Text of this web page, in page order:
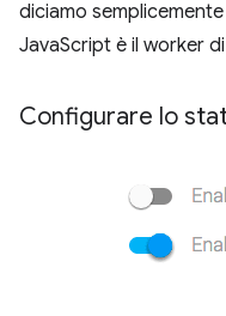
diciamo
JavaScript è il worker
Configurare lo